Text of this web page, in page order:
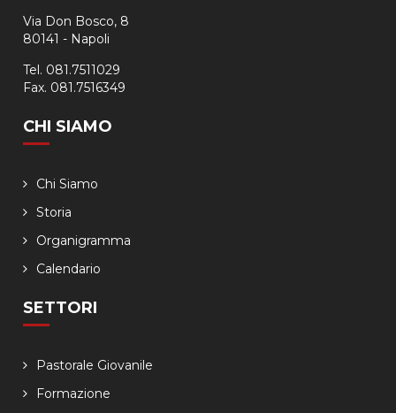
Via Don Bosco, 8
80141 - Napoli
Tel. 081.7511029
Fax. 081.7516349
CHI SIAMO
Chi Siamo
Storia
Organigramma
Calendario
SETTORI
Pastorale Giovanile
Formazione